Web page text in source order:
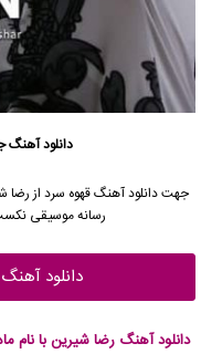
دانلود آهنگ
رسانه موسیقی
دانلود
دانلود آهنگ رضا شیرین با نام